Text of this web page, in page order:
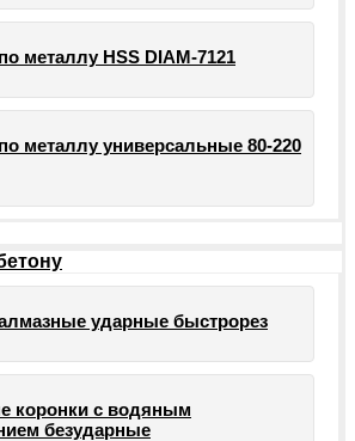
металлу HSS DIAM-7121
металлу универсальные 80-220
ударные быстрорез
коронки с водяным
безударные